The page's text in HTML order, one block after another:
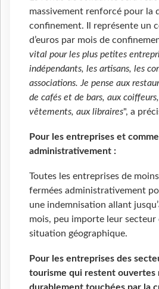
massivement renforcé pour la
confinement. Il représente un
d’euros par mois de
vital pour les plus petites
indépendants, les artisans, les
associations. Je pense aux
de cafés et de bars, aux
vêtements, aux libraires", a
Pour les entreprises et
administrativement :
Toutes les entreprises de
fermées administrativement
une indemnisation allant
mois, peu importe leur secteur
situation géographique.
Pour les entreprises des
tourisme qui restent ouvertes
durablement touchées par la